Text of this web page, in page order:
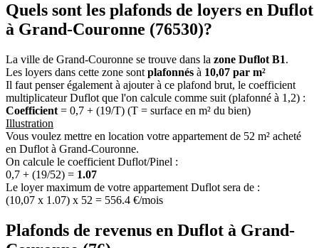
Quels sont les plafonds de loyers en Duflot
à Grand-Couronne (76530)?
La ville de Grand-Couronne se trouve dans la zone Duflot B1.
Les loyers dans cette zone sont plafonnés à 10,07 par m²
Il faut penser également à ajouter à ce plafond brut, le coefficient
multiplicateur Duflot que l'on calcule comme suit (plafonné à 1,2) :
Coefficient = 0,7 + (19/T) (T = surface en m² du bien)
Illustration
Vous voulez mettre en location votre appartement de 52 m² acheté
en Duflot à Grand-Couronne.
On calcule le coefficient Duflot/Pinel :
0,7 + (19/52) = 1.07
Le loyer maximum de votre appartement Duflot sera de :
(10,07 x 1.07) x 52 = 556.4 €/mois
Plafonds de revenus en Duflot à Grand-